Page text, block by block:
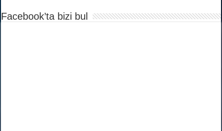
Facebook’ta bizi bul